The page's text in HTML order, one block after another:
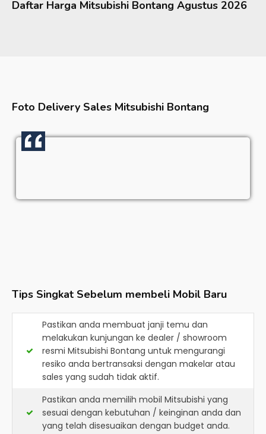
Daftar Harga Mitsubishi Bontang Agustus 2026
Foto Delivery Sales Mitsubishi Bontang
Tips Singkat Sebelum membeli Mobil Baru
Pastikan anda membuat janji temu dan
melakukan kunjungan ke dealer / showroom
resmi Mitsubishi Bontang untuk mengurangi
resiko anda bertransaksi dengan makelar atau
sales yang sudah tidak aktif.
Pastikan anda memilih mobil Mitsubishi yang
sesuai dengan kebutuhan / keinginan anda dan
yang telah disesuaikan dengan budget anda.